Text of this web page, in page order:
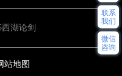
西湖论剑
站地图
联系
我们
微信
咨询